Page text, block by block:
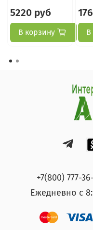
5220 руб
В корзину В
+7(800) 777-
Ежедневно с